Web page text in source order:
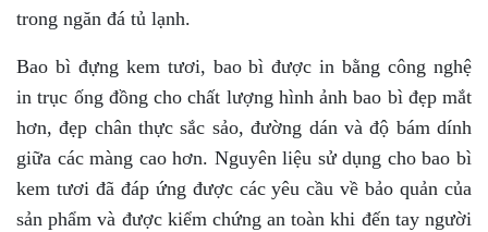
trong ngăn đá tủ lạnh.
Bao bì đựng kem tươi, bao bì được in bằng công nghệ
in trục ống đồng cho chất lượng hình ảnh bao bì đẹp mắt
hơn, đẹp chân thực sắc sảo, đường dán và độ bám dính
giữa các màng cao hơn. Nguyên liệu sử dụng cho bao bì
kem tươi đã đáp ứng được các yêu cầu về bảo quản của
sản phẩm và được kiểm chứng an toàn khi đến tay người